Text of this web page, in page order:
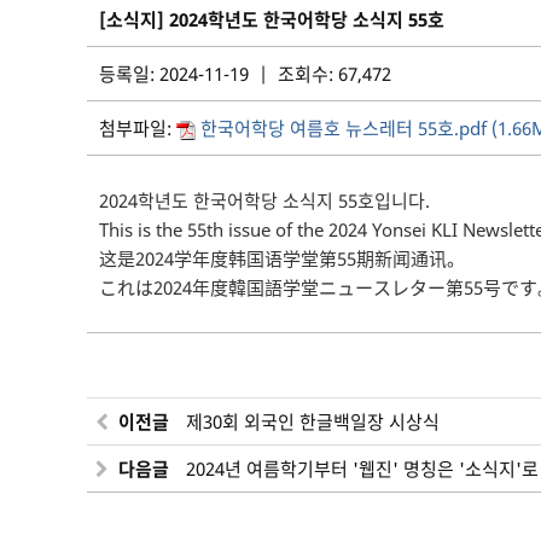
[소식지] 2024학년도 한국어학당 소식지 55호
등록일: 2024-11-19 | 조회수: 67,472
첨부파일: 한국어학당 여름호 뉴스레터 55호.pdf
2024학년도 한국어학당 소식지 55호입니다.
This is the 55th issue of the 2024 Yonsei KLI
这是2024学年度韩国语学堂第55期新闻通讯。
これは2024年度韓国語学堂ニュースレター第55号です
이전글 제30회 외국인 한글백일장 시상식
다음글
2024년 여름학기부터 '웹진' 명칭은 '소식지'로